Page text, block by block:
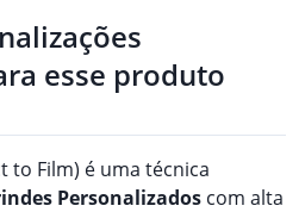
esse produto
to Film) é uma técnica
Personalizados com alta